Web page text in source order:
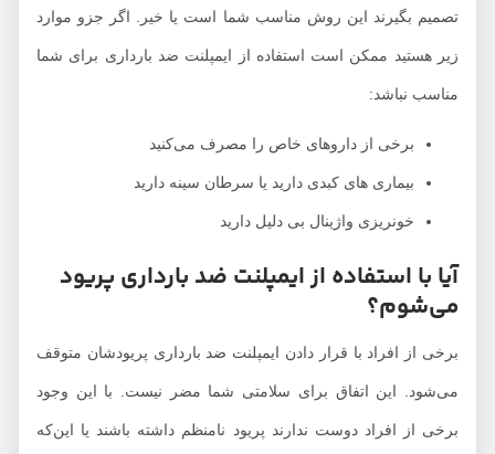
تصمیم بگیرند این روش مناسب شما است یا خیر. اگر جزو موارد
زیر هستید ممکن است استفاده از ایمپلنت ضد بارداری برای شما
مناسب نباشد:
برخی از داروهای خاص را مصرف می‌کنید
بیماری های کبدی دارید یا سرطان سینه دارید
خونریزی واژینال بی دلیل دارید
آیا با استفاده از ایمپلنت ضد بارداری پریود
می‌شوم؟
برخی از افراد با قرار دادن ایمپلنت ضد بارداری پریودشان متوقف
می‌شود. این اتفاق برای سلامتی شما مضر نیست. با این وجود
برخی از افراد دوست ندارند پریود نامنظم داشته باشند یا این‌که